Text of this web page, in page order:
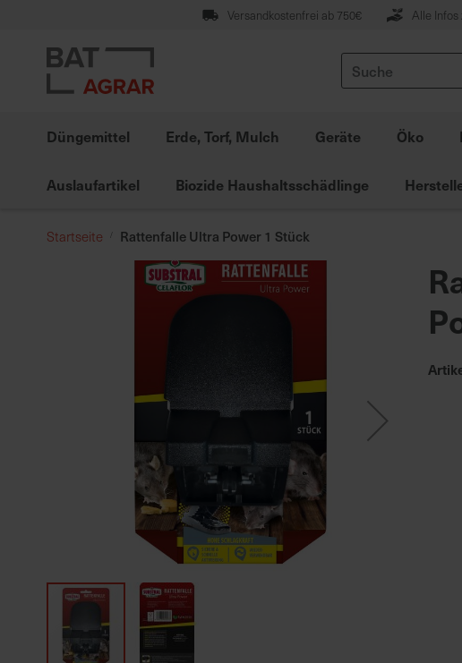
springen
Versandkostenfrei ab 750€ Alle Infos
Suche
Düngemittel Erde, Torf, Mulch Geräte Öko
Auslaufartikel Biozide Haushaltsschädlinge
Startseite Rattenfalle Ultra Power 1 Stück